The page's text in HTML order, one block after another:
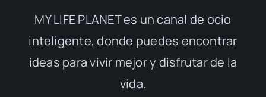
MY LIFE PLANET es un canal de ocio
inteligente, donde puedes encontrar
ideas para vivir mejor y disfrutar de la
vida.